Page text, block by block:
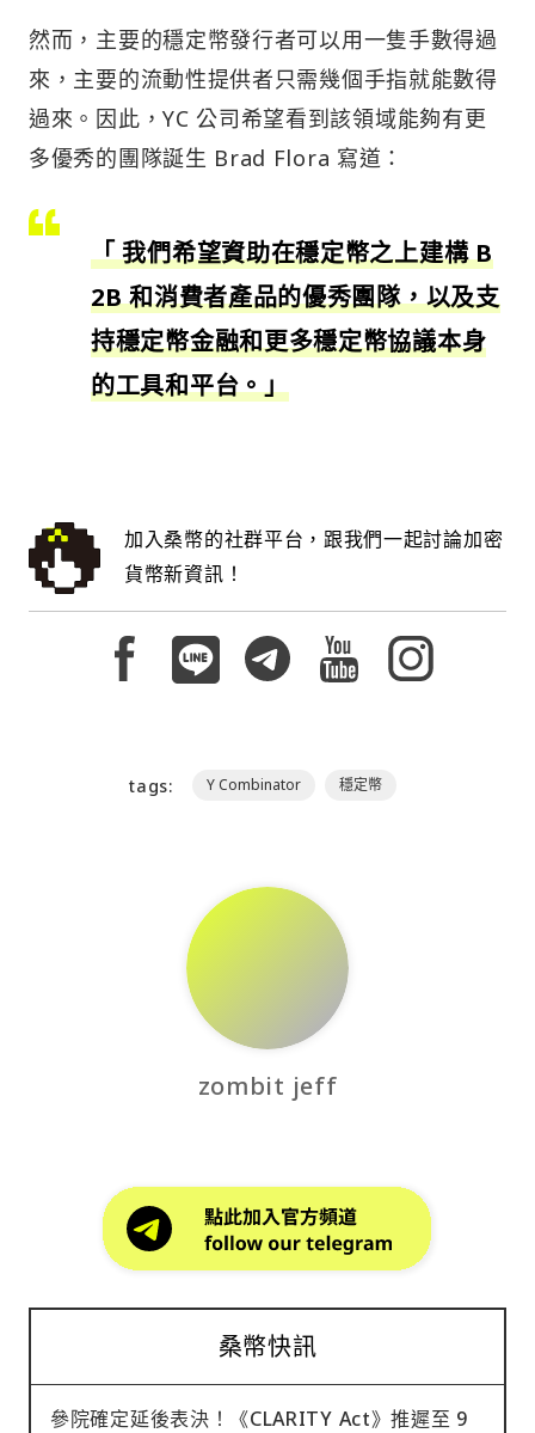
然而，主要的穩定幣發行者可以用一隻手數得過
來，主要的流動性提供者只需幾個手指就能數得
過來。因此，YC 公司希望看到該領域能夠有更
多優秀的團隊誕生 Brad Flora 寫道：
「 我們希望資助在穩定幣之上建構 B
2B 和消費者產品的優秀團隊，以及支
持穩定幣金融和更多穩定幣協議本身
的工具和平台。」
加入桑幣的社群平台，跟我們一起討論加密
貨幣新資訊！
tags: Y Combinator 穩定幣
zombit jeff
桑幣快訊
參院確定延後表決！《CLARITY Act》推遲至 9